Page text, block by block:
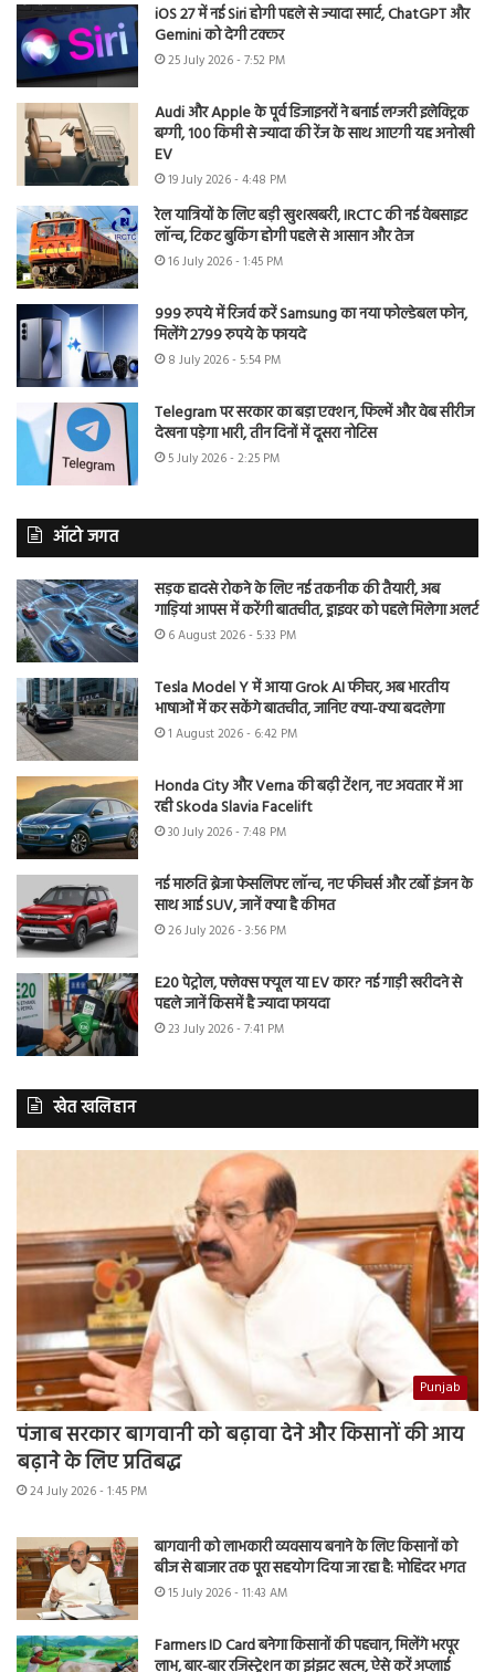
iOS 27 में नई Siri होगी पहले से ज्यादा स्मार्ट, ChatGPT और
Gemini को देगी टक्कर
25 July 2026 - 7:52 PM
Audi और Apple के पूर्व डिजाइनरों ने बनाई लग्जरी इलेक्ट्रिक
बग्गी, 100 किमी से ज्यादा की रेंज के साथ आएगी यह अनोखी
EV
19 July 2026 - 4:48 PM
रेल यात्रियों के लिए बड़ी खुशखबरी, IRCTC की नई वेबसाइट
लॉन्च, टिकट बुकिंग होगी पहले से आसान और तेज
16 July 2026 - 1:45 PM
999 रुपये में रिजर्व करें Samsung का नया फोल्डेबल फोन,
मिलेंगे 2799 रुपये के फायदे
8 July 2026 - 5:54 PM
Telegram पर सरकार का बड़ा एक्शन, फिल्में और वेब सीरीज
देखना पड़ेगा भारी, तीन दिनों में दूसरा नोटिस
5 July 2026 - 2:25 PM
ऑटो जगत
सड़क हादसे रोकने के लिए नई तकनीक की तैयारी, अब
गाड़ियां आपस में करेंगी बातचीत, ड्राइवर को पहले मिलेगा अलर्ट
6 August 2026 - 5:33 PM
Tesla Model Y में आया Grok AI फीचर, अब भारतीय
भाषाओं में कर सकेंगे बातचीत, जानिए क्या-क्या बदलेगा
1 August 2026 - 6:42 PM
Honda City और Verna की बढ़ी टेंशन, नए अवतार में आ
रही Skoda Slavia Facelift
30 July 2026 - 7:48 PM
नई मारुति ब्रेजा फेसलिफ्ट लॉन्च, नए फीचर्स और टर्बो इंजन के
साथ आई SUV, जानें क्या है कीमत
26 July 2026 - 3:56 PM
E20 पेट्रोल, फ्लेक्स फ्यूल या EV कार? नई गाड़ी खरीदने से
पहले जानें किसमें है ज्यादा फायदा
23 July 2026 - 7:41 PM
खेत खलिहान
Punjab
पंजाब सरकार बागवानी को बढ़ावा देने और किसानों की आय
बढ़ाने के लिए प्रतिबद्ध
24 July 2026 - 1:45 PM
बागवानी को लाभकारी व्यवसाय बनाने के लिए किसानों को
बीज से बाजार तक पूरा सहयोग दिया जा रहा है: मोहिंदर भगत
15 July 2026 - 11:43 AM
Farmers ID Card बनेगा किसानों की पहचान, मिलेंगे भरपूर
लाभ, बार-बार रजिस्ट्रेशन का झंझट खत्म, ऐसे करें अप्लाई